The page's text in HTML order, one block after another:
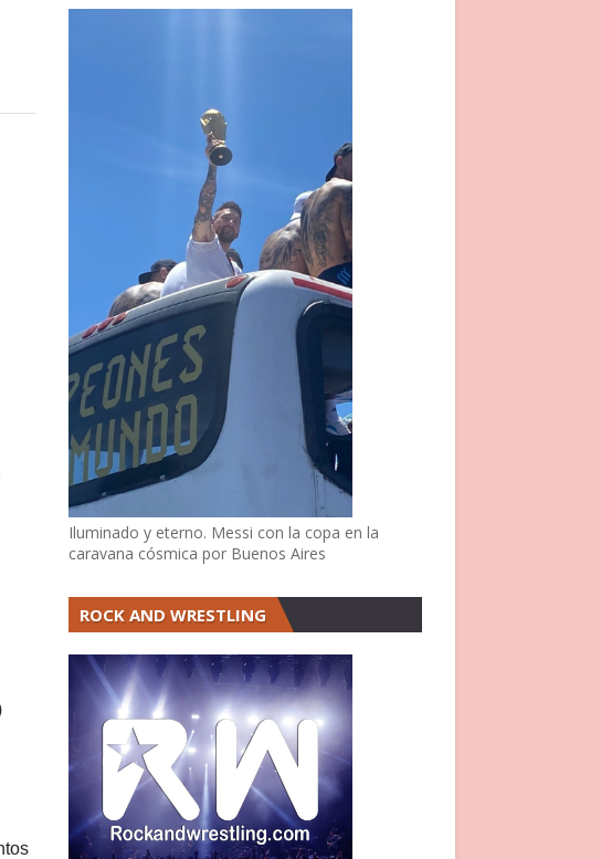
Iluminado y eterno. Messi con la copa en la
caravana cósmica por Buenos Aires
ROCK AND WRESTLING